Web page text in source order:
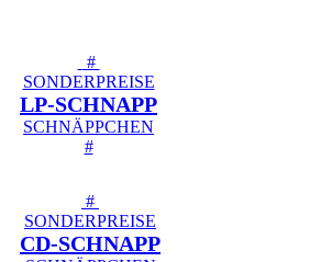
#
SONDERPREISE
LP-SCHNAPP
SCHNÄPPCHEN
#
#
SONDERPREISE
CD-SCHNAPP